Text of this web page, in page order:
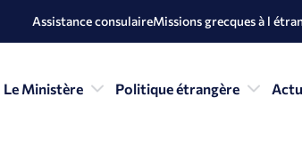
Assistance consulaireMissions grecques à l
Le Ministère Politique étrangère